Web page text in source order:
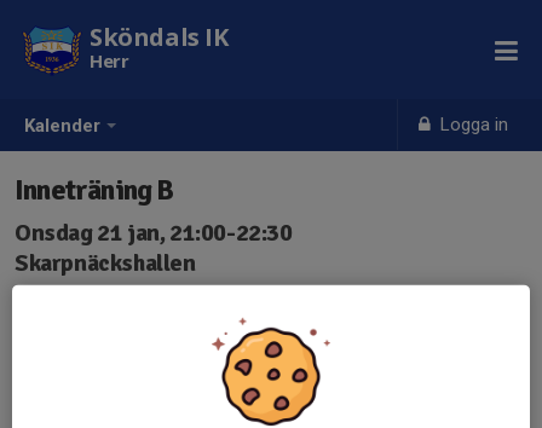
Kalender Logga in
Sköndals IK
Herr
Inneträning B
Onsdag 21 jan, 21:00-22:30
Skarpnäckshallen
Ta med egen vattenflaska
Sköndals träningskläder
Svara när du får kallelsen (vänta inte)